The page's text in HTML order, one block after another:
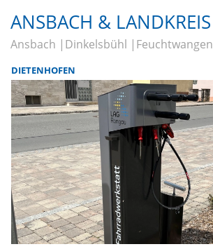
ANSBACH & LANDKREIS
Ansbach Dinkelsbühl Feuchtwangen
DIETENHOFEN